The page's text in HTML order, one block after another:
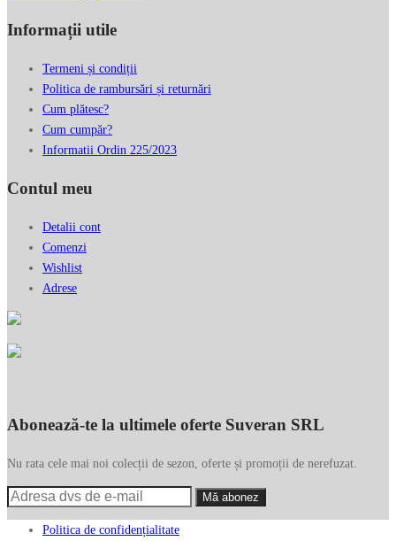
Informații utile
Termeni și condiții
Politica de rambursări și returnări
Cum plătesc?
Cum cumpăr?
Informatii Ordin 225/2023
Contul meu
Detalii cont
Comenzi
Wishlist
Adrese
Abonează-te la ultimele oferte Suveran SRL
Nu rata cele mai noi colecții de sezon, oferte și promoții de nerefuzat.
Politica de confidențialitate